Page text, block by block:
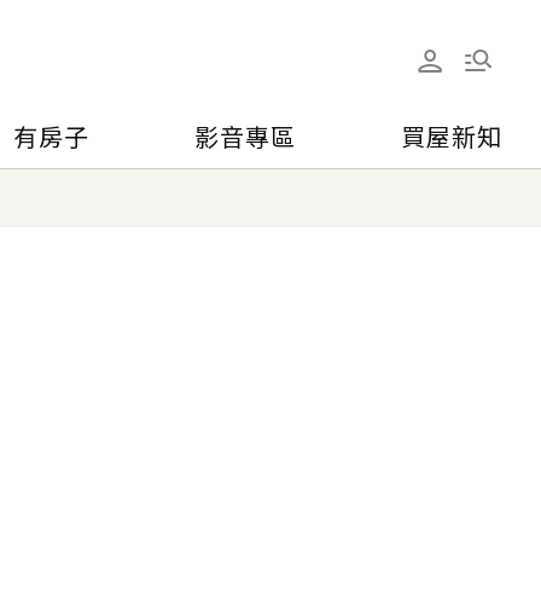
有房子 影音專區 買屋新知